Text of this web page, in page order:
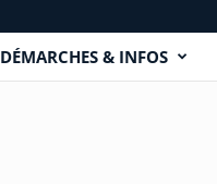
DÉMARCHES & INFOS